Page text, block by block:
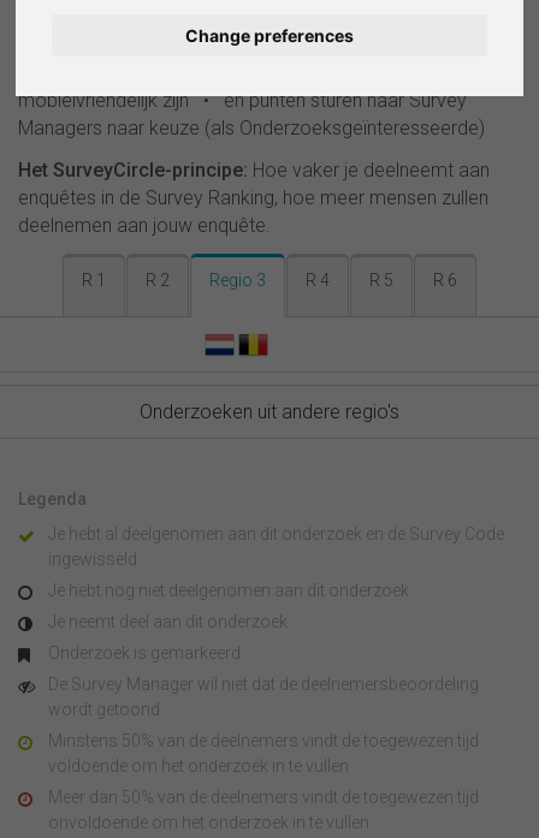
Change preferences
zoeken naar zoekwoorden, markeren van interessante
mobielvriendelijk zijn • en punten sturen naar Survey
Managers naar keuze (als Onderzoeksgeïnteresseerde)
Het SurveyCircle-principe: Hoe vaker je deelneemt aan
enquêtes in de Survey Ranking, hoe meer mensen zullen
deelnemen aan jouw enquête.
R 1 R 2 Regio 3 R 4 R 5 R 6
Onderzoeken uit andere regio's
Legenda
Je hebt al deelgenomen aan dit onderzoek en de Survey Code
ingewisseld
Je hebt nog niet deelgenomen aan dit onderzoek
Je neemt deel aan dit onderzoek
Onderzoek is gemarkeerd
De Survey Manager wil niet dat de deelnemersbeoordeling
wordt getoond
Minstens 50% van de deelnemers vindt de toegewezen tijd
voldoende om het onderzoek in te vullen
Meer dan 50% van de deelnemers vindt de toegewezen tijd
onvoldoende om het onderzoek in te vullen
Deutsch
Español
Français
Italiano